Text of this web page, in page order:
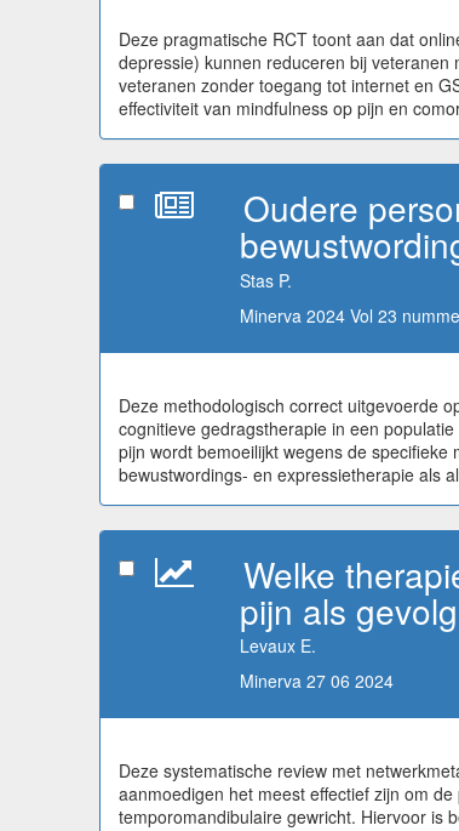
Deze pragmatische RCT toont aan dat
depressie) kunnen reduceren bij
veteranen zonder toegang tot internet en
effectiviteit van mindfulness op pijn en
Oudere
Stas P.
Minerva 2024 Vol 23
Deze methodologisch correct uitgevoerde
cognitieve gedragstherapie in een
pijn wordt bemoeilijkt wegens de
bewustwordings- en expressietherapie als
Welke
pijn als
Levaux E.
Minerva 27 06 2024
Deze systematische review met
aanmoedigen het meest effectief zijn om
temporomandibulaire gewricht. Hiervoor is